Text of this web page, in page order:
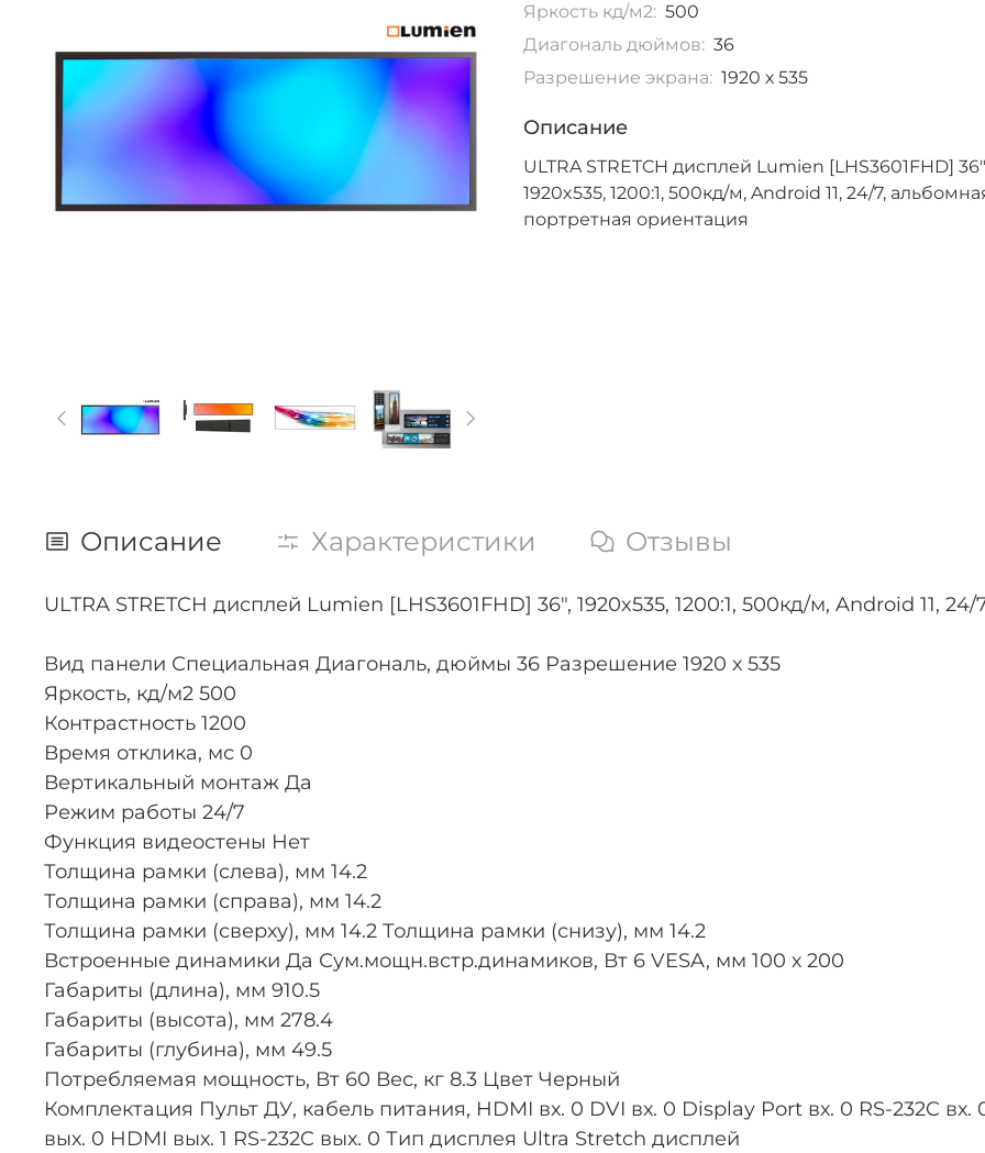
Яркость кд/м2: 500
Диагональ дюймов: 36
Разрешение экрана: 1920 х 535
Описание
ULTRA STRETCH дисплей Lumien [LHS3601FHD]
1920x535, 1200:1, 500кд/м, Android 11, 24/7,
портретная ориентация
Описание Характеристики Отзывы
ULTRA STRETCH дисплей Lumien [LHS3601FHD] 36", 1920x535, 1200:1, 500кд/м, Android 11,
Вид панели Специальная Диагональ, дюймы 36 Разрешение 1920 х 535
Яркость, кд/м2 500
Контрастность 1200
Время отклика, мс 0
Вертикальный монтаж Да
Режим работы 24/7
Функция видеостены Нет
Толщина рамки (слева), мм 14.2
Толщина рамки (справа), мм 14.2
Толщина рамки (сверху), мм 14.2 Толщина рамки (снизу), мм 14.2
Встроенные динамики Да Сум.мощн.встр.динамиков, Вт 6 VESA, мм 100 х 200
Габариты (длина), мм 910.5
Габариты (высота), мм 278.4
Габариты (глубина), мм 49.5
Потребляемая мощность, Вт 60 Вес, кг 8.3 Цвет Черный
Комплектация Пульт ДУ, кабель питания, HDMI вх. 0 DVI вх. 0 Display Port вх. 0 RS-232C вх.
вых. 0 HDMI вых. 1 RS-232C вых. 0 Тип дисплея Ultra Stretch дисплей